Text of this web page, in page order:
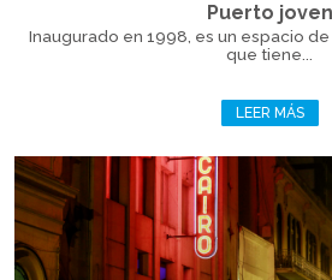
Puerto joven
Inaugurado en 1998, es un espacio
que tiene...
LEER MÁS